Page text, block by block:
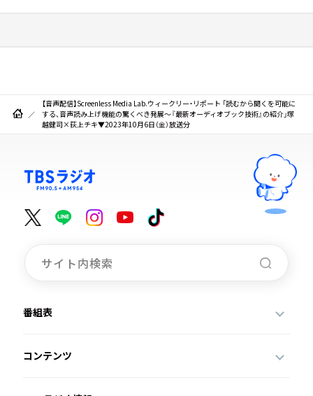
【音声配信】Screenless Media Lab.ウィークリー・リポート 「読むから聞くを可能に
する、音声読み上げ機能の驚くべき発展～『最新オーディオブック技術』の紹介」塚
越健司×荻上チキ▼2023年10月6日（金）放送分
番組表
コンテンツ